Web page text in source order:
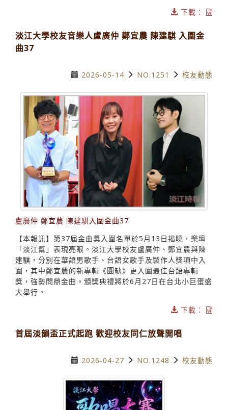
下載：
淡江大學校友音樂人盧廣仲 鄭宜農 陳建騏 入圍金
曲37
2026-05-14 NO.1251 校友動態
盧廣仲 鄭宜農 陳建騏入圍金曲37
【本報訊】第37屆金曲獎入圍名單於5月13日揭曉，樂壇
「淡江幫」表現亮眼。淡江大學校友盧廣仲、鄭宜農與陳
建騏，分別在華語男歌手、台語女歌手及製作人獎項中入
圍，其中鄭宜農的新專輯《圓缺》更入圍最佳台語專輯
獎，強勢問鼎金曲。頒獎典禮將於6月27日在台北小巨蛋盛
大舉行。
下載：
首屆淡韻盃正式起跑 歡迎校友同仁放聲開唱
2026-04-27 NO.1248 校友動態